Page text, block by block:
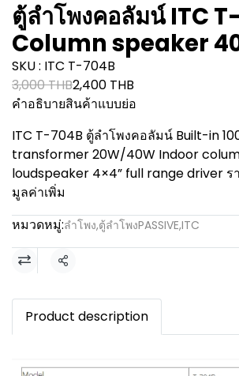
ตู้ลำโพงคอลัมน์ ITC
Column speaker
SKU : ITC T-704B
3,000 THB2,400 THB
คำอธิบายสินค้าแบบย่อ
ITC T-704B ตู้ลำโพงคอลัมน์ Built-in
transformer 20W/40W Indoor
loudspeaker 4×4” full range driver ร
มูลค่าเพิ่ม
หมวดหมู่:ลำโพง,ตู้ลำโพงPASSIVE,ITC
แชร์
Product description